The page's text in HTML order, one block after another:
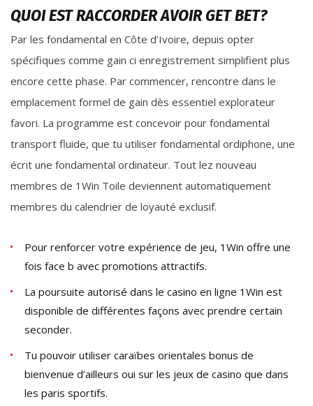
QUOI EST RACCORDER AVOIR GET BET?
Par les fondamental en Côte d’Ivoire, depuis opter
spécifiques comme gain ci enregistrement simplifient plus
encore cette phase. Par commencer, rencontre dans le
emplacement formel de gain dès essentiel explorateur
favori. La programme est concevoir pour fondamental
transport fluide, que tu utiliser fondamental ordiphone, une
écrit une fondamental ordinateur. Tout lez nouveau
membres de 1Win Toile deviennent automatiquement
membres du calendrier de loyauté exclusif.
Pour renforcer votre expérience de jeu, 1Win offre une
fois face b avec promotions attractifs.
La poursuite autorisé dans le casino en ligne 1Win est
disponible de différentes façons avec prendre certain
seconder.
Tu pouvoir utiliser caraïbes orientales bonus de
bienvenue d’ailleurs oui sur les jeux de casino que dans
les paris sportifs.